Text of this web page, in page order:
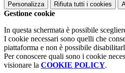
Personalizza Rifiuta tutti i cookies
Gestione cookie
In questa schermata è possibile
I cookie necessari sono quelli che
piattaforma e non è possibile
Per conoscere quali sono i cookie
visionare la COOKIE POLICY.